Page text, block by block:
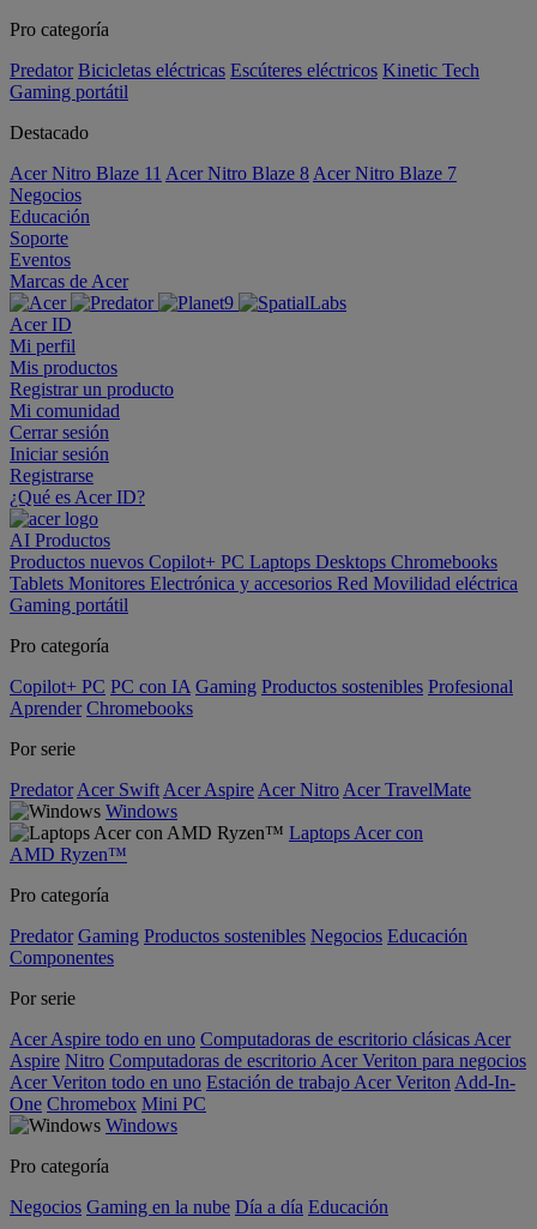
Pro categoría
Predator Bicicletas eléctricas Escúteres eléctricos Kinetic Tech
Gaming portátil
Destacado
Acer Nitro Blaze 11 Acer Nitro Blaze 8 Acer Nitro Blaze 7
Negocios
Educación
Soporte
Eventos
Marcas de Acer
Acer ID
Mi perfil
Mis productos
Registrar un producto
Mi comunidad
Cerrar sesión
Iniciar sesión
Registrarse
¿Qué es Acer ID?
AI Productos
Productos nuevos Copilot+ PC Laptops Desktops Chromebooks
Tablets Monitores Electrónica y accesorios Red Movilidad eléctrica
Gaming portátil
Pro categoría
Copilot+ PC PC con IA Gaming Productos sostenibles Profesional
Aprender Chromebooks
Por serie
Predator Acer Swift Acer Aspire Acer Nitro Acer TravelMate
Windows
Laptops Acer con
AMD Ryzen™
Pro categoría
Predator Gaming Productos sostenibles Negocios Educación
Componentes
Por serie
Acer Aspire todo en uno Computadoras de escritorio clásicas Acer
Aspire Nitro Computadoras de escritorio Acer Veriton para negocios
Acer Veriton todo en uno Estación de trabajo Acer Veriton Add-In-
One Chromebox Mini PC
Windows
Pro categoría
Negocios Gaming en la nube Día a día Educación